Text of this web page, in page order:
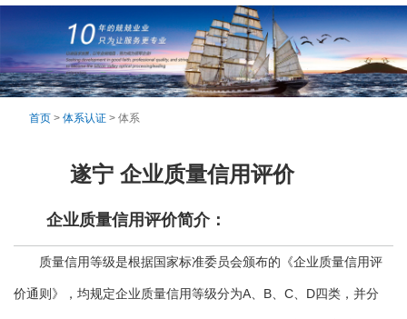
首页 > 体系认证 > 体系
遂宁 企业质量信用评价
企业质量信用评价简介：
质量信用等级是根据国家标准委员会颁布的《企业质量信用评
价通则》，均规定企业质量信用等级分为A、B、C、D四类，并分